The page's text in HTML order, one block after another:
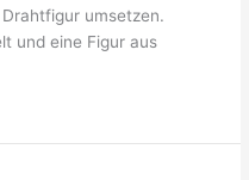
umsetzen.
und eine Figur aus